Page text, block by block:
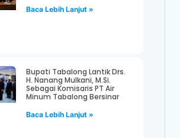
Baca Lebih Lanjut »
Bupati Tabalong Lantik Drs.
H. Nanang Mulkani, M.Si.
Sebagai Komisaris PT Air
Minum Tabalong Bersinar
Baca Lebih Lanjut »